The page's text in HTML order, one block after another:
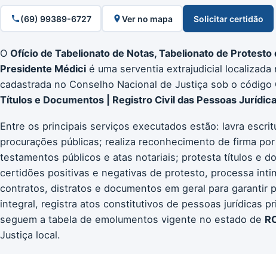
(69) 99389-6727 Ver no mapa Solicitar certidão
O Ofício de Tabelionato de Notas, Tabelionato de
Presidente Médici é uma serventia extrajudicial localizada
cadastrada no Conselho Nacional de Justiça sob o código
Títulos e Documentos | Registro Civil das Pessoas
Entre os principais serviços executados estão: lavra
procurações públicas; realiza reconhecimento de firma
testamentos públicos e atas notariais; protesta títulos e
certidões positivas e negativas de protesto, processa
contratos, distratos e documentos em geral para
integral, registra atos constitutivos de pessoas jurídicas
seguem a tabela de emolumentos vigente no estado de
Justiça local.